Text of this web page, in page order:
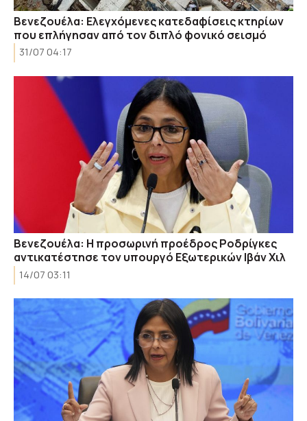
Βενεζουέλα: Ελεγχόμενες κατεδαφίσεις κτηρίων
που επλήγησαν από τον διπλό φονικό σεισμό
31/07 04:17
Βενεζουέλα: Η προσωρινή προέδρος Ροδρίγκες
αντικατέστησε τον υπουργό Εξωτερικών Ιβάν Χιλ
14/07 03:11